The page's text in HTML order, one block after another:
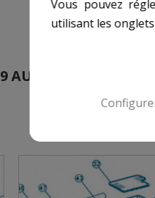
9 AUTRES PRODUITS
Vous pouvez
utilisant les